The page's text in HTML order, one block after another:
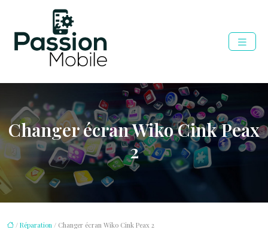
Changer écran Wiko Cink Peax
2
/ Réparation / Changer écran Wiko Cink Peax 2